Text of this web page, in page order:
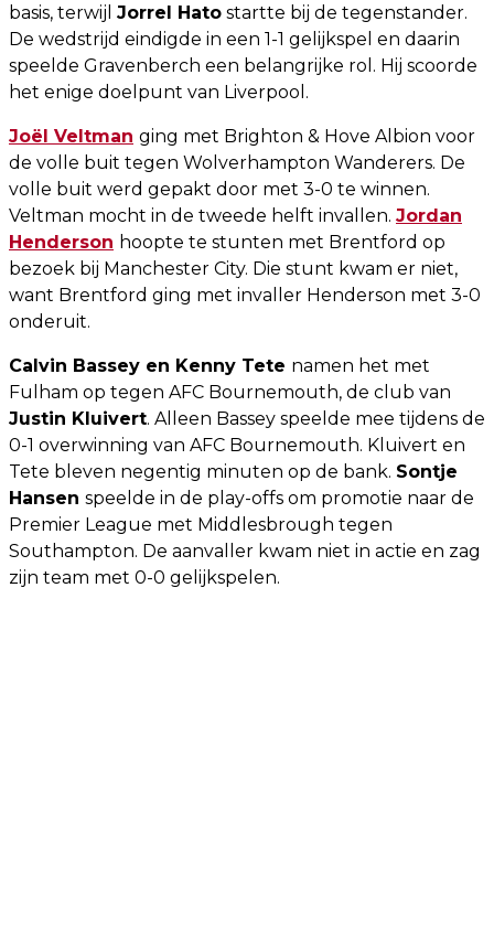
basis, terwijl Jorrel Hato startte bij de tegenstander.
De wedstrijd eindigde in een 1-1 gelijkspel en daarin
speelde Gravenberch een belangrijke rol. Hij scoorde
het enige doelpunt van Liverpool.
Joël Veltman ging met Brighton & Hove Albion voor
de volle buit tegen Wolverhampton Wanderers. De
volle buit werd gepakt door met 3-0 te winnen.
Veltman mocht in de tweede helft invallen. Jordan
Henderson hoopte te stunten met Brentford op
bezoek bij Manchester City. Die stunt kwam er niet,
want Brentford ging met invaller Henderson met 3-0
onderuit.
Calvin Bassey en Kenny Tete namen het met
Fulham op tegen AFC Bournemouth, de club van
Justin Kluivert. Alleen Bassey speelde mee tijdens de
0-1 overwinning van AFC Bournemouth. Kluivert en
Tete bleven negentig minuten op de bank. Sontje
Hansen speelde in de play-offs om promotie naar de
Premier League met Middlesbrough tegen
Southampton. De aanvaller kwam niet in actie en zag
zijn team met 0-0 gelijkspelen.